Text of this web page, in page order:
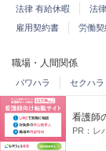
法律 有給休暇 法
雇用契約書
労働契
職場・人間関係
パワハラ セクハラ
やめたい
しごとの先生
看護師
PR： レ